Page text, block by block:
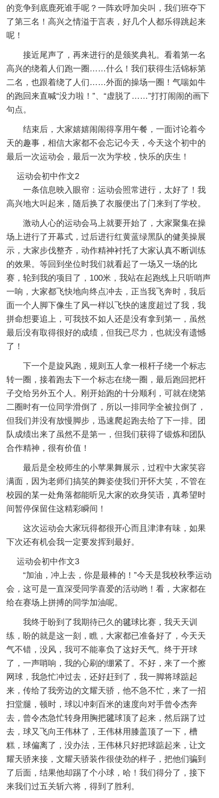
的竞争到底鹿死谁手呢？一阵欢呼加尖叫，我们班夺下
了第三名！高兴之情溢于言表，好几个人都乐得跳起来
呢！
接近尾声了，再来进行的是颁奖典礼。看着第一名
高兴的绕着人们跑一圈……什么！我们获得生活锦标第
二名，也跟着绕了人们……外面的操场一圈！气喘如牛
的跑回来直喊“没力啦！”、“虚脱了……”打打闹闹的画下
句点。
结束后，大家嬉嬉闹闹得享用午餐，一面讨论着今
天的趣事，相信大家都不会忘记今天，今天这个初中的
最后一次运动会，最后一次为学校，快乐的庆生！
运动会初中作文2
一条信息映入眼帘：运动会照常进行，太好了！我
高兴地大叫起来，随后换了衣服便出了门来到了学校。
激动人心的运动会马上就要开始了，大家聚集在操
场上进行了开幕式，过后进行红黄蓝绿黑队的健美操展
示，大家步伐整齐，动作精神衬托了大家认真不断训练
的效果。等回到坐位时我们就看起了一场又一场的比
赛，轮到我的项目了，100米，我站在起跑线上只听哨声
一响，大家都飞快地向终点冲去，正当我飞奔时，我后
面一个人脚下像生了风一样以飞快的速度超过了我，我
拼命想要追上，可我技不如人还是没有拿到第一，虽然
最后没有取得很好的成绩，但我已尽力，也就没有遗憾
了！
下一个是旋风跑，规则五人拿一根杆子绕一个标志
转一圈，接着跑去下一个标志在绕一圈，最后跑回把杆
子交给另外五个人。刚开始跑的十分顺利，可就在绕第
二圈时有一位同学滑倒了，所以一排同学全被拉倒了，
但我们并没有放慢脚步，迅速爬起跑去给了下一排。团
队成绩出来了虽然不是第一，但我们获得了锻炼和团队
合作精神，很有价值！
最后是全校师生的小苹果舞展示，过程中大家笑容
满面，因为老师们搞笑的舞姿使我们开怀大笑，不管在
校园的某一处角落都能听见大家的欢身笑语，真希望时
间暂停保留住这精彩瞬间！
这次运动会大家玩得都很开心而且津津有味，如果
下次还有机会我一定要发挥到最好。
运动会初中作文3
“加油，冲上去，你是最棒的！”今天是我校秋季运动
会，这可是一直深受同学喜爱的活动哟！看，大家都在
给在赛场上拼搏的同学加油呢。
我终于盼到了我期待已久的毽球比赛，我天天训
练，盼的就是这一刻，瞧，大家都已准备好了，今天天
气不错，没风，我可不能辜负了这好天气。终于开球
了，一声哨响，我的心刷的绷紧了。不好，来了一个擦
网球，我急忙冲过去，还好赶到了，我一脚将球踮起
来，传给了我旁边的文耀天骄，他不急不忙，来了一招
扫堂腿，顿时，球以冲刺百米的速度向对手曾令杰奔
去，曾令杰急忙转身用胸把毽球顶了起来，然后踢了过
去，球又飞向王伟林了，王伟林用膝盖顶了一下，槽
糕，球偏离了，没办法，王伟林只好把球踮起来，让文
耀天骄来接，文耀天骄装作很使劲的样子，把他们骗到
了后面，结果他却踢了个小球，哈！我们得分了，接下
来我们过五关斩六将，得到了胜利。